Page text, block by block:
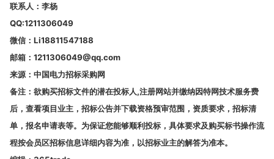
联系人：李杨
QQ:1211306049
微信：Li18811547188
邮箱：1211306049@qq.com
来源：中国电力招标采购网
备注：欲购买招标文件的潜在投标人,注册网站并缴纳因特网技术服务费
后，查看项目业主，招标公告并下载资格预审范围，资质要求，招标清
单，报名申请表等。为保证您能够顺利投标，具体要求及购买标书操作流
程按会员区招标信息详细内容为准，以招标业主的解答为准本。